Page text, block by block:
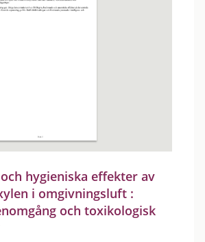
hygieniska effekter av
i omgivningsluft :
och toxikologisk